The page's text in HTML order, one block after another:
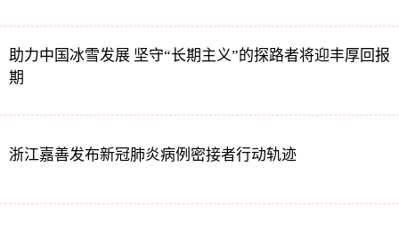
助力中国冰雪发展 坚守“长期主义”的探路者将迎丰厚回报
期
浙江嘉善发布新冠肺炎病例密接者行动轨迹